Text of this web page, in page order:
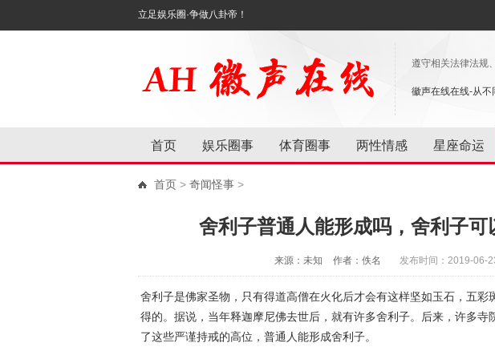
立足娱乐圈·争做八卦帝！
遵守相关法律法规
徽声在线在线-从
首页 娱乐圈事 体育圈事 两性情感 星座命运
首页 > 奇闻怪事 >
舍利子普通人能形成吗，舍利子可
来源：未知 作者：佚名 发布时间：2019-06-
舍利子是佛家圣物，只有得道高僧在火化后才会有这样坚如玉石，五
得的。据说，当年释迦摩尼佛去世后，就有许多舍利子。后来，许多寺
了这些严谨持戒的高位，普通人能形成舍利子。